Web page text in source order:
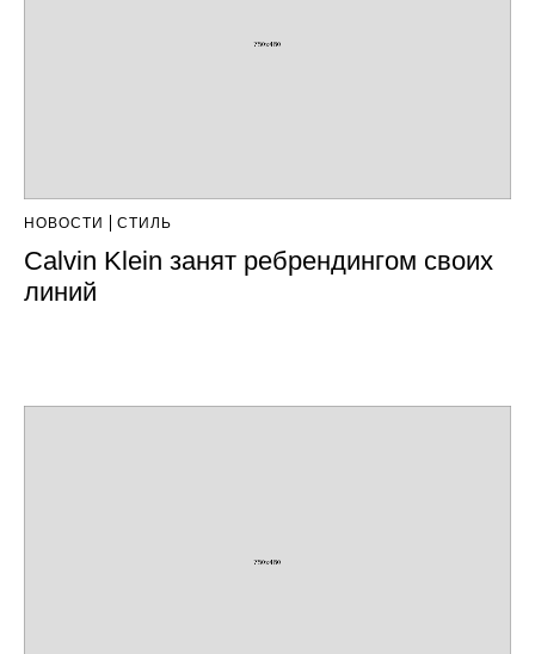
НОВОСТИ СТИЛЬ
Calvin Klein занят ребрендингом своих
линий